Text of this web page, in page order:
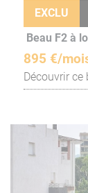
EXCLU
Beau F2 à
895 €/
Découvrir ce